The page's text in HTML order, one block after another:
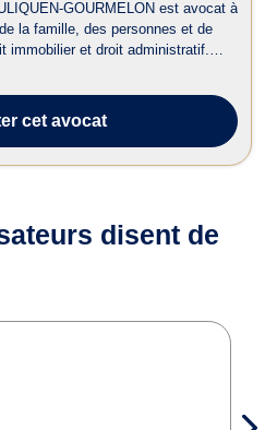
GOURMELON est avocat à
la famille, des personnes et de
immobilier et droit administratif.
cet avocat
disent de